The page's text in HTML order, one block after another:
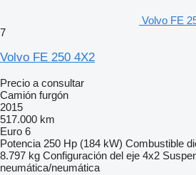
Volvo FE
7
Volvo FE 250 4X2
Precio a consultar
Camión furgón
2015
517.000 km
Euro 6
Potencia 250 Hp (184 kW) Combustible
8.797 kg Configuración del eje 4x2
neumática/neumática